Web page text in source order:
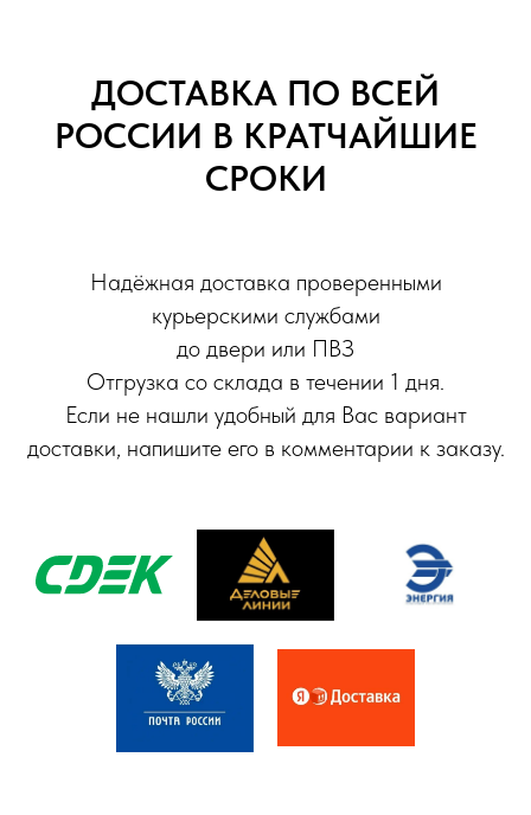
ДОСТАВКА ПО ВСЕЙ
РОССИИ В КРАТЧАЙШИЕ
СРОКИ
Надёжная доставка проверенными
курьерскими службами
до двери или ПВЗ
Отгрузка со склада в течении 1 дня.
Если не нашли удобный для Вас вариант
доставки, напишите его в комментарии к заказу.